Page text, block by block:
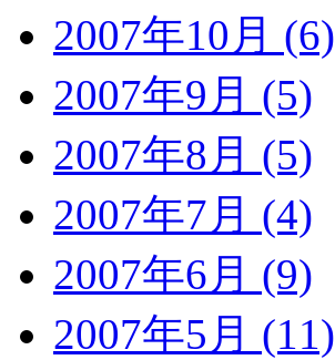
2007年10月 (6)
2007年9月 (5)
2007年8月 (5)
2007年7月 (4)
2007年6月 (9)
2007年5月 (11)